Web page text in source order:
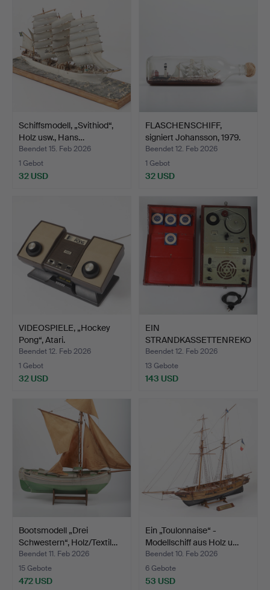
Schiffsmodell, „Svithiod“,
Holz usw., Hans…
Beendet 15. Feb 2026
1 Gebot
32 USD
FLASCHENSCHIFF,
signiert Johansson, 1979.
Beendet 12. Feb 2026
1 Gebot
32 USD
VIDEOSPIELE, „Hockey
Pong“, Atari.
Beendet 12. Feb 2026
1 Gebot
32 USD
EIN
STRANDKASSETTENREKO
RDER, Ekko Recorder…
Beendet 12. Feb 2026
13 Gebote
143 USD
Bootsmodell „Drei
Schwestern“, Holz/Textil…
Beendet 11. Feb 2026
15 Gebote
472 USD
Ein „Toulonnaise“ -
Modellschiff aus Holz u…
Beendet 10. Feb 2026
6 Gebote
53 USD